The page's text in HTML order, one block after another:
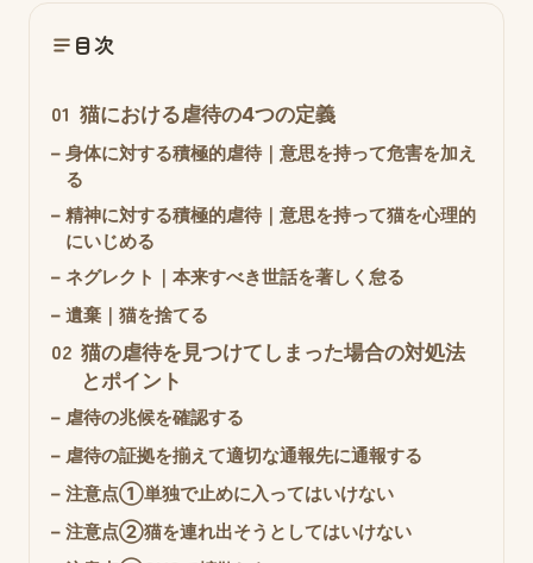
目次
01 猫における虐待の4つの定義
– 身体に対する積極的虐待｜意思を持って危害を加え
る
– 精神に対する積極的虐待｜意思を持って猫を心理的
にいじめる
– ネグレクト｜本来すべき世話を著しく怠る
– 遺棄｜猫を捨てる
02 猫の虐待を見つけてしまった場合の対処法
とポイント
– 虐待の兆候を確認する
– 虐待の証拠を揃えて適切な通報先に通報する
– 注意点①単独で止めに入ってはいけない
– 注意点②猫を連れ出そうとしてはいけない